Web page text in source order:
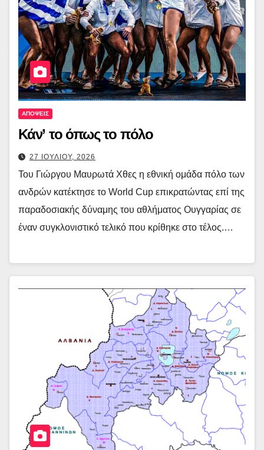
ΑΠΟΨΕΙΣ
Κάν’ το όπως το πόλο
27 ΙΟΥΛΙΟΥ, 2026
Του Γιώργου Μαυρωτά Χθες η εθνική ομάδα πόλο των
ανδρών κατέκτησε το World Cup επικρατώντας επί της
παραδοσιακής δύναμης του αθλήματος Ουγγαρίας σε
έναν συγκλονιστικό τελικό που κρίθηκε στο τέλος.…